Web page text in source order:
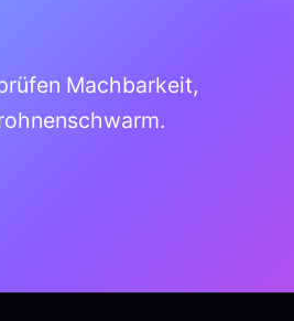
Machbarkeit,